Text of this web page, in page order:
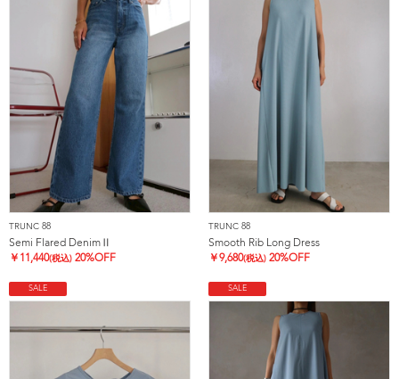
TRUNC 88
Semi Flared DenimⅡ
￥ 11,440(税込) 20%OFF
TRUNC 88
Smooth Rib Long Dress
￥9,680(税込) 20%OFF
SALE SALE